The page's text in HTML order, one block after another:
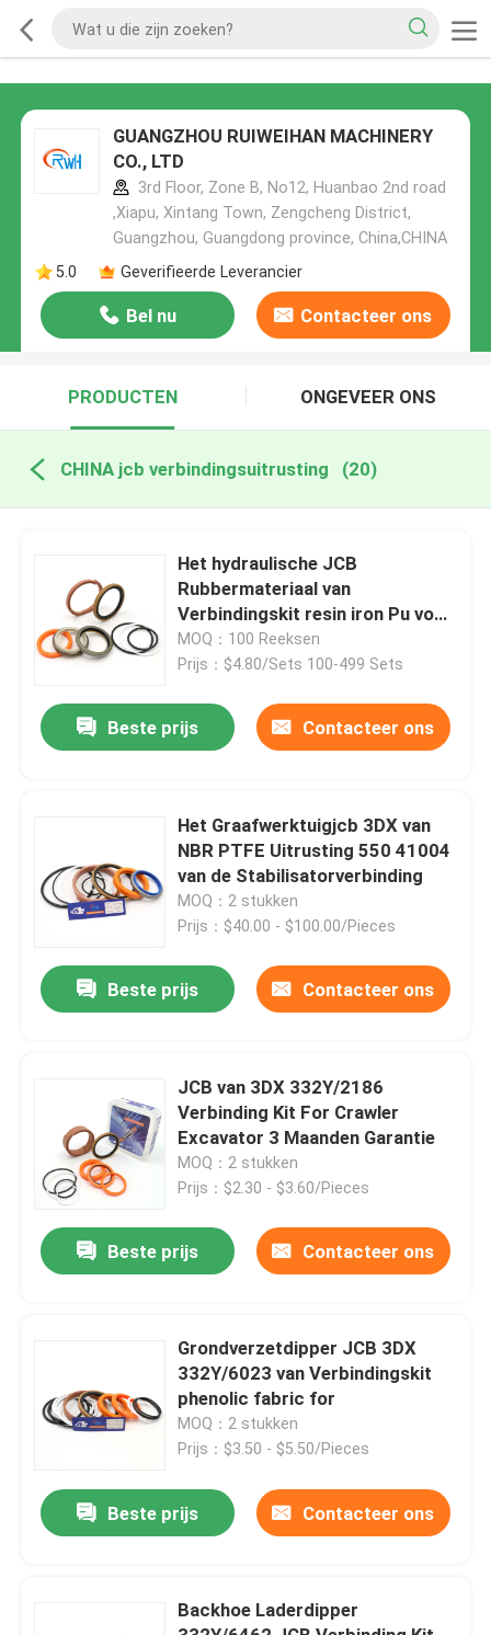
GUANGZHOU RUIWEIHAN MACHINERY
CO., LTD
3rd Floor, Zone B, No12, Huanbao 2nd road
,Xiapu, Xintang Town, Zengcheng District,
Guangzhou, Guangdong province, China,CHINA
5.0
Geverifieerde Leverancier
Bel nu Contacteer ons
PRODUCTEN ONGEVEER ONS
CHINA jcb verbindingsuitrusting (20)
Het hydraulische JCB
Rubbermateriaal van
Verbindingskit resin iron Pu voor
332Y-5599
MOQ：100 Reeksen
Prijs：$4.80/Sets 100-499 Sets
Beste prijs Contacteer ons
Het Graafwerktuigjcb 3DX van
NBR PTFE Uitrusting 550 41004
van de Stabilisatorverbinding
MOQ：2 stukken
Prijs：$40.00 - $100.00/Pieces
Beste prijs Contacteer ons
JCB van 3DX 332Y/2186
Verbinding Kit For Crawler
Excavator 3 Maanden Garantie
MOQ：2 stukken
Prijs：$2.30 - $3.60/Pieces
Beste prijs Contacteer ons
Grondverzetdipper JCB 3DX
332Y/6023 van Verbindingskit
phenolic fabric for
MOQ：2 stukken
Prijs：$3.50 - $5.50/Pieces
Beste prijs Contacteer ons
Backhoe Laderdipper